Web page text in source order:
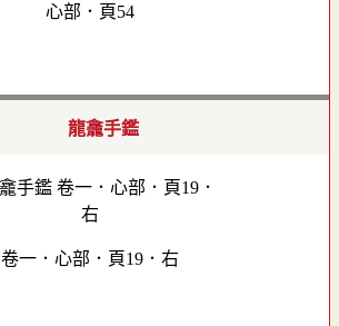
心部．頁54
龍龕手鑑
卷一．心部．頁19．右